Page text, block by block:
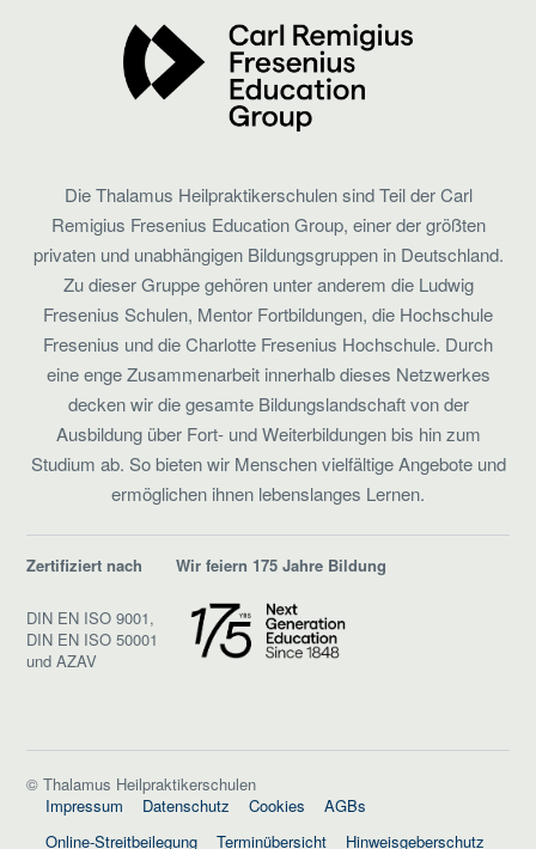
Die Thalamus Heilpraktikerschulen sind Teil der Carl
Remigius Fresenius Education Group, einer der größten
privaten und unabhängigen Bildungsgruppen in Deutschland.
Zu dieser Gruppe gehören unter anderem die Ludwig
Fresenius Schulen, Mentor Fortbildungen, die Hochschule
Fresenius und die Charlotte Fresenius Hochschule. Durch
eine enge Zusammenarbeit innerhalb dieses Netzwerkes
decken wir die gesamte Bildungslandschaft von der
Ausbildung über Fort- und Weiterbildungen bis hin zum
Studium ab. So bieten wir Menschen vielfältige Angebote und
ermöglichen ihnen lebenslanges Lernen.
Zertifiziert nach
DIN EN ISO 9001,
DIN EN ISO 50001
und AZAV
Wir feiern 175 Jahre Bildung
© Thalamus Heilpraktikerschulen
Impressum
Datenschutz Cookies
AGBs
Online-Streitbeilegung
Terminübersicht Hinweisgeberschutz